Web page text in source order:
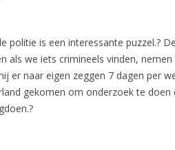
politie is een interessante puzzel.?
als we iets crimineels vinden,
er naar eigen zeggen 7 dagen per
gekomen om onderzoek te